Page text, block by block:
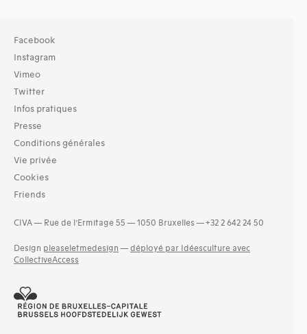
Facebook
Instagram
Vimeo
Twitter
Infos pratiques
Presse
Conditions générales
Vie privée
Cookies
Friends
CIVA — Rue de l’Ermitage 55 — 1050 Bruxelles — +32 2 642 24 50
Design pleaseletmedesign — déployé par Idéesculture avec
CollectiveAccess